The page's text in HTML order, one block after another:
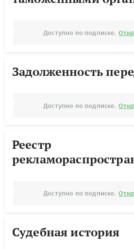
Доступно по подписке.
Задолженность
Доступно по подписке.
Реестр
Доступно по подписке.
Судебная история